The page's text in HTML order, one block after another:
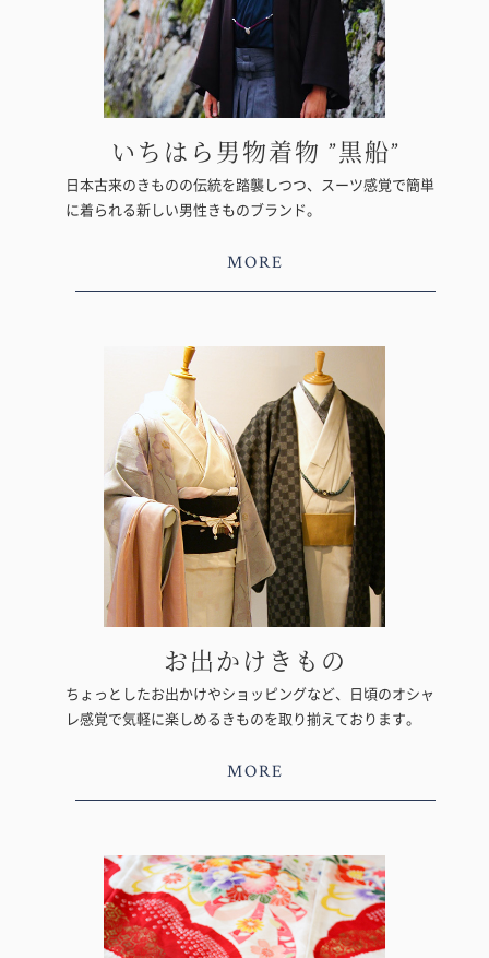
いちはら男物着物 ”黒船”
日本古来のきものの伝統を踏襲しつつ、スーツ感覚で簡単
に着られる新しい男性きものブランド。
MORE
お出かけきもの
ちょっとしたお出かけやショッピングなど、日頃のオシャ
レ感覚で気軽に楽しめるきものを取り揃えております。
MORE